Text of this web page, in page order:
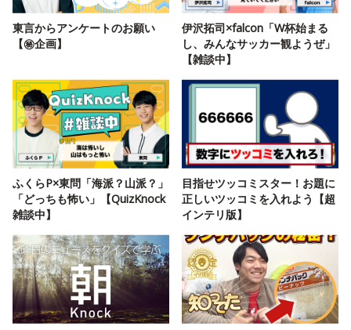
東言からアンケートのお願い
【㊙️企画】
伊沢拓司×falcon「W杯始まる
し、みんなサッカー観ようぜ」
【雑談中】
ふくらP×東問「海派？山派？」
「どっちも怖い」【QuizKnock
雑談中】
目指せツッコミスター！お題に
正しいツッコミを入れよう【超
インテリ版】